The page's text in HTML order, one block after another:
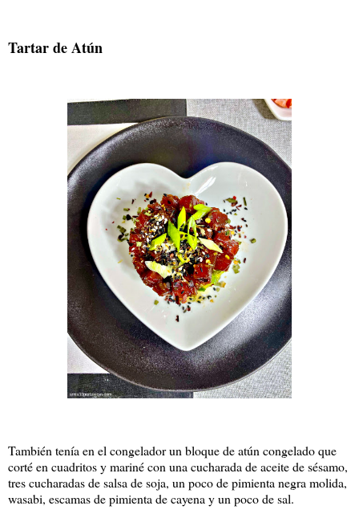
Tartar de Atún
También tenía en el congelador un bloque de atún congelado que
corté en cuadritos y mariné con una cucharada de aceite de sésamo,
tres cucharadas de salsa de soja, un poco de pimienta negra molida,
wasabi, escamas de pimienta de cayena y un poco de sal.